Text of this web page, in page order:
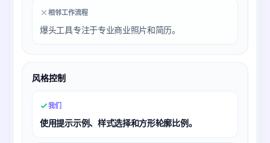
相邻工作流程
爆头工具专注于专业商业照片和简历。
风格控制
我们
使用提示示例、样式选择和方形轮廓比例。